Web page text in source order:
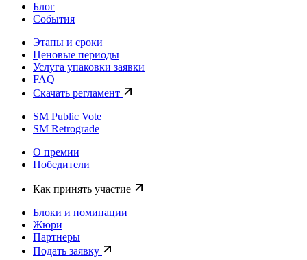
Блог
События
Этапы и сроки
Ценовые периоды
Услуга упаковки заявки
FAQ
Скачать регламент
SM Public Vote
SM Retrograde
О премии
Победители
Как принять участие
Блоки и номинации
Жюри
Партнеры
Подать заявку